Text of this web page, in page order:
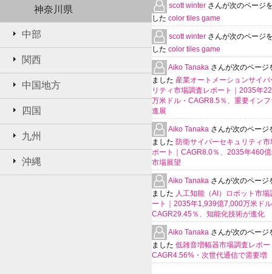
神奈川県
中部
関西
中国地方
四国
九州
沖縄
scott winter さんが次のページ
した color tiles game
scott winter さんが次のページ
した color tiles game
Aiko Tanaka さんが次のページ
ました 産業オートメーションサイ
リティ市場調査レポート｜2035年
万米ドル・CAGR8.5％、重要イン
進展
Aiko Tanaka さんが次のページ
ました 防衛サイバーセキュリティ
ポート｜CAGR8.0％、2035年460
市場展望
Aiko Tanaka さんが次のページ
ました 人工知能（AI）ロボット市場
ート｜2035年1,939億7,000万米ド
CAGR29.45％、知能化技術が進化
Aiko Tanaka さんが次のページ
ました 低雑音増幅器市場調査レポー
CAGR4.56%・次世代通信で需要増